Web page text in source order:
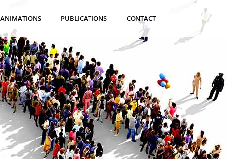
ANIMATIONS PUBLICATIONS CONTACT